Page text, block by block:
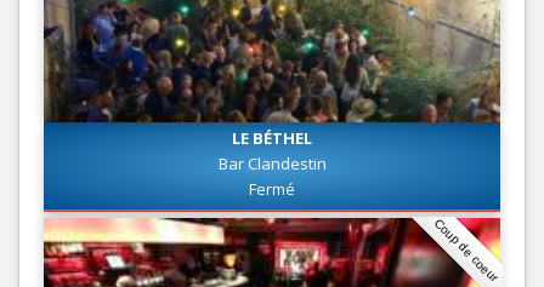
LE BÉTHEL
Bar Clandestin
Fermé
Coup de coeur